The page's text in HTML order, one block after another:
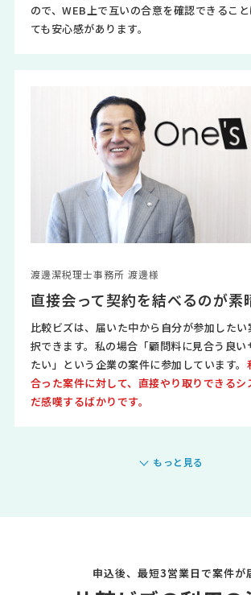
ので、WEB上で互いの合意を確認できるこ
ても安心感があります。
渡邊潔税理士事務所 渡邊様
直接会って契約を結べるのが素
比較ビズは、届いた中から自分が参加した
択できます。私の場合「顧問料に見合う良
たい」という企業の案件に参加しています。
合った案件に対して、直接やり取りできるシ
だ感嘆するばかりです。
もっと見る
申込後、最短3営業日で案件が